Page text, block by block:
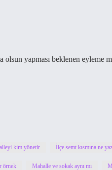
yapması beklenen eyleme
kim yönetir İlçe semt kısmına ne
örnek Mahalle ve sokak aynı mı